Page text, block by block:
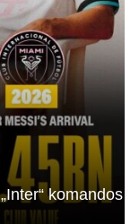
komandos